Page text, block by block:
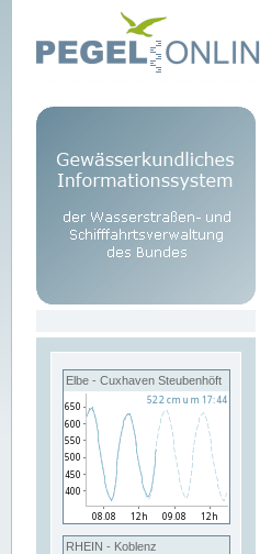
Elbe - Cuxhaven Steubenhöft
RHEIN - Koblenz